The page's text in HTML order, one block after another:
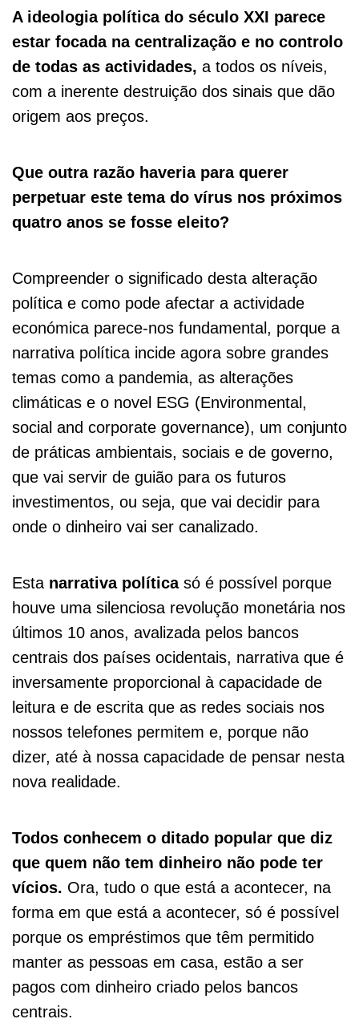
A ideologia política do século XXI parece
estar focada na centralização e no controlo
de todas as actividades, a todos os níveis,
com a inerente destruição dos sinais que dão
origem aos preços.
Que outra razão haveria para querer
perpetuar este tema do vírus nos próximos
quatro anos se fosse eleito?
Compreender o significado desta alteração
política e como pode afectar a actividade
económica parece-nos fundamental, porque a
narrativa política incide agora sobre grandes
temas como a pandemia, as alterações
climáticas e o novel ESG (Environmental,
social and corporate governance), um conjunto
de práticas ambientais, sociais e de governo,
que vai servir de guião para os futuros
investimentos, ou seja, que vai decidir para
onde o dinheiro vai ser canalizado.
Esta narrativa políticasó é possível porque
houve uma silenciosa revolução monetária nos
últimos 10 anos, avalizada pelos bancos
centrais dos países ocidentais, narrativa que é
inversamente proporcional à capacidade de
leitura e de escrita que as redes sociais nos
nossos telefones permitem e, porque não
dizer, até à nossa capacidade de pensar nesta
nova realidade.
Todos conhecem o ditado popular que diz
que quem não tem dinheiro não pode ter
vícios. Ora, tudo o que está a acontecer, na
forma em que está a acontecer, só é possível
porque os empréstimos que têm permitido
manter as pessoas em casa, estão a ser
pagos com dinheiro criado pelos bancos
centrais.